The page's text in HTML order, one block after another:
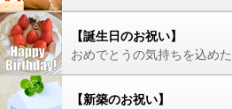
【誕生日のお祝い】
おめでとうの気持ちを込め
【新築のお祝い】